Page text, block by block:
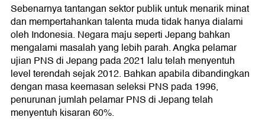
Sebenarnya tantangan sektor publik untuk menarik minat
dan mempertahankan talenta muda tidak hanya dialami
oleh Indonesia. Negara maju seperti Jepang bahkan
mengalami masalah yang lebih parah. Angka pelamar
ujian PNS di Jepang pada 2021 lalu telah menyentuh
level terendah sejak 2012. Bahkan apabila dibandingkan
dengan masa keemasan seleksi PNS pada 1996,
penurunan jumlah pelamar PNS di Jepang telah
menyentuh kisaran 60%.